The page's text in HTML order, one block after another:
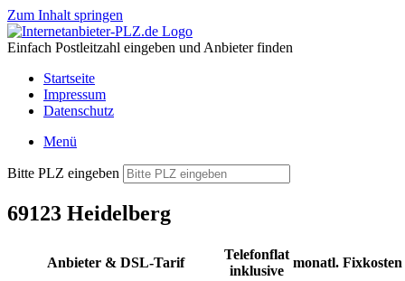
Zum Inhalt springen
Einfach Postleitzahl eingeben und Anbieter finden
Startseite
Impressum
Datenschutz
Menü
Bitte PLZ eingeben
69123 Heidelberg
Anbieter & DSL-Tarif
Telefonflat
inklusive
monatl. Fixkosten